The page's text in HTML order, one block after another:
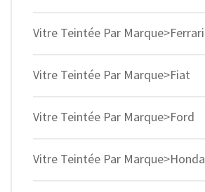
Vitre Teintée Par Marque>Ferrari
Vitre Teintée Par Marque>Fiat
Vitre Teintée Par Marque>Ford
Vitre Teintée Par Marque>Honda